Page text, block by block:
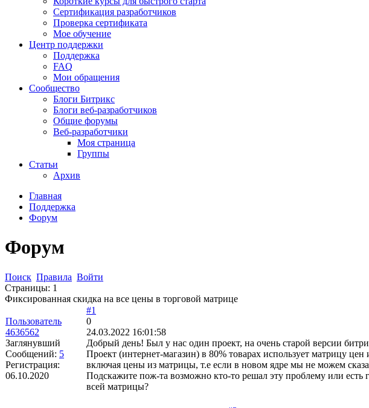
Сертификация разработчиков
Проверка сертификата
Мое обучение
Центр поддержки
Поддержка
FAQ
Мои обращения
Сообщество
Блоги Битрикс
Блоги веб-разработчиков
Общие форумы
Веб-разработчики
Моя страница
Группы
Статьи
Архив
Главная
Поддержка
Форум
Форум
Поиск Правила Войти
Страницы: 1
Фиксированная скидка на все цены в торговой матрице
Пользователь
4636562
Заглянувший
Сообщений: 5
Регистрация:
06.10.2020
#1
0
24.03.2022 16:01:58
Добрый день! Был у нас один проект, на очень старой версии
Проект (интернет-магазин) в 80% товарах использует матрицу
включая цены из матрицы, т.е если в новом ядре мы не можем
Подскажите пож-та возможно кто-то решал эту проблему или
всей матрицы?